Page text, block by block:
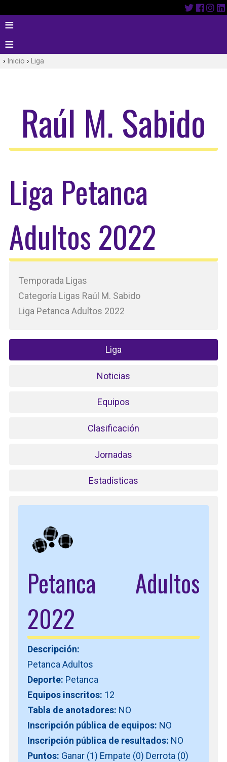
Inicio Liga
Raúl M. Sabido
Liga Petanca
Adultos 2022
Temporada Ligas
Categoría Ligas Raúl M. Sabido
Liga Petanca Adultos 2022
Liga
Noticias
Equipos
Clasificación
Jornadas
Estadísticas
Petanca Adultos
2022
Descripción:
Petanca Adultos
Deporte: Petanca
Equipos inscritos: 12
Tabla de anotadores: NO
Inscripción pública de equipos: NO
Inscripción pública de resultados: NO
Puntos: Ganar (1) Empate (0) Derrota (0)